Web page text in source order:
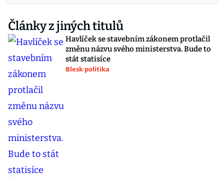
Články z jiných titulů
Havlíček se stavebním zákonem protlačil
změnu názvu svého ministerstva. Bude to
stát statisíce
Blesk politika